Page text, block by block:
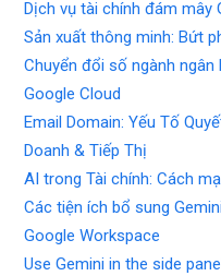
Dịch vụ tài chính đám mây
Sản xuất thông minh: Bứt
Chuyển đổi số ngành ngân
Google Cloud
Email Domain: Yếu Tố
Doanh & Tiếp Thị
AI trong Tài chính: Cách
Các tiện ích bổ sung
Google Workspace
Use Gemini in the side